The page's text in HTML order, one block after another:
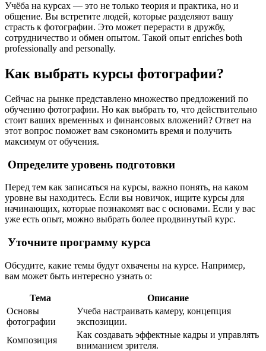
Учёба на курсах — это не только теория и практика, но и
общение. Вы встретите людей, которые разделяют вашу
страсть к фотографии. Это может перерасти в дружбу,
сотрудничество и обмен опытом. Такой опыт enriches both
professionally and personally.
Как выбрать курсы фотографии?
Сейчас на рынке представлено множество предложений по
обучению фотографии. Но как выбрать то, что действительно
стоит ваших временных и финансовых вложений? Ответ на
этот вопрос поможет вам сэкономить время и получить
максимум от обучения.
Определите уровень подготовки
Перед тем как записаться на курсы, важно понять, на каком
уровне вы находитесь. Если вы новичок, ищите курсы для
начинающих, которые познакомят вас с основами. Если у вас
уже есть опыт, можно выбрать более продвинутый курс.
Уточните программу курса
Обсудите, какие темы будут охвачены на курсе. Например,
вам может быть интересно узнать о:
Тема
Описание
Основы
фотографии
Учеба настраивать камеру, концепция
экспозиции.
Композиция
Как создавать эффектные кадры и управлять
вниманием зрителя.